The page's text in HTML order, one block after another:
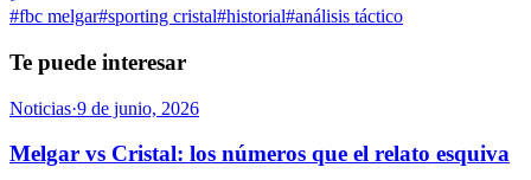
#fbc melgar#sporting cristal#historial#análisis táctico
Te puede interesar
Noticias·9 de junio, 2026
Melgar vs Cristal: los números que el relato esquiva